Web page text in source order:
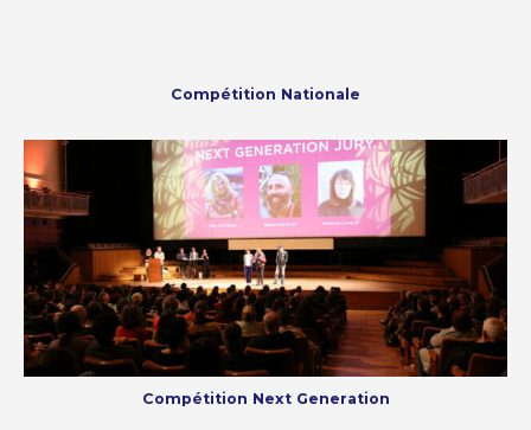
Compétition Nationale
Compétition Next Generation